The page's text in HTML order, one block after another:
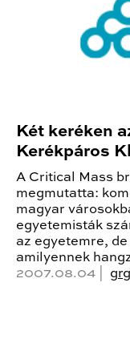
Két keréken
Kerékpáros
A Critical Mass
megmutatta:
magyar
egyetemisták
az egyetemre,
amilyennek
2007.08.04 | grg